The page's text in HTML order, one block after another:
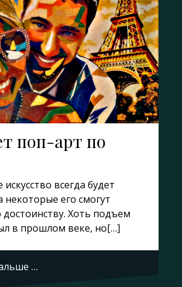
поп-арт по
всегда будет
некоторые его смогут
Хоть подъем
в прошлом веке, но[…]
…